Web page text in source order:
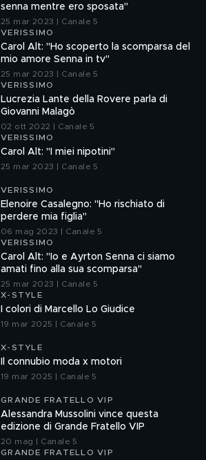
senna mentre ero sposata"
25 mar 2023 | Canale 5
VERISSIMO
Carol Alt: "Ho scoperto la scomparsa del
mio amore Senna in tv"
25 mar 2023 | Canale 5
VERISSIMO
Lucrezia Lante della Rovere parla di
Giovanni Malagò
02 ott 2022 | Canale 5
VERISSIMO
Carol Alt: "I miei nipotini"
25 mar 2023 | Canale 5
VERISSIMO
Elenoire Casalegno: "Ho rischiato di
perdere mia figlia"
06 mag 2023 | Canale 5
VERISSIMO
Carol Alt: "Io e Ayrton Senna ci siamo
amati fino alla sua scomparsa"
25 mar 2023 | Canale 5
X-STYLE
I colori di Marcello Lo Giudice
19 mar 2025 | Canale 5
X-STYLE
Il connubio moda x motori
19 mar 2025 | Canale 5
GRANDE FRATELLO VIP
Alessandra Mussolini vince questa
edizione di Grande Fratello VIP
20 mag | Canale 5
GRANDE FRATELLO VIP